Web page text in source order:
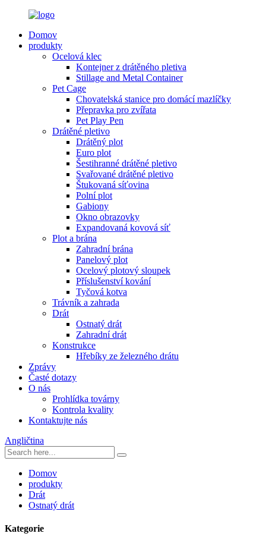
Domov
produkty
Ocelová klec
Kontejner z drátěného pletiva
Stillage and Metal Container
Pet Cage
Chovatelská stanice pro domácí mazlíčky
Přepravka pro zvířata
Pet Play Pen
Drátěné pletivo
Drátěný plot
Euro plot
Šestihranné drátěné pletivo
Svařované drátěné pletivo
Štukovaná síťovina
Polní plot
Gabiony
Okno obrazovky
Expandovaná kovová síť
Plot a brána
Zahradní brána
Panelový plot
Ocelový plotový sloupek
Příslušenství kování
Tyčová kotva
Trávník a zahrada
Drát
Ostnatý drát
Zahradní drát
Konstrukce
Hřebíky ze železného drátu
Zprávy
Časté dotazy
O nás
Prohlídka továrny
Kontrola kvality
Kontaktujte nás
Angličtina
Domov
produkty
Drát
Ostnatý drát
Kategorie